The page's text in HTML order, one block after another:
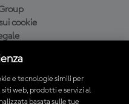
cookie
e tecnologie simili per
web, prodotti e servizi al
basata sulle tue